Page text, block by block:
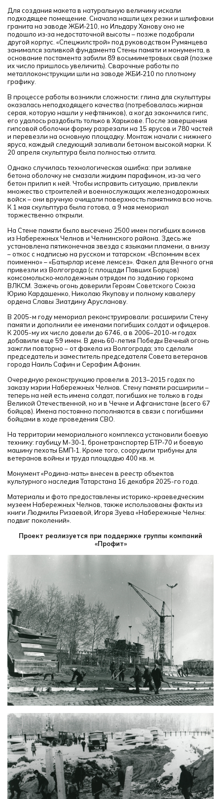
Для создания макета в натуральную величину искали
подходящее помещение. Сначала нашли цех резки и шлифовки
гранита на заводе ЖБИ‑210, но Ильдару Ханову оно не
подошло из‑за недостаточной высоты – позже подобрали
другой корпус. «Спецжилстрой» под руководством Румянцева
занимался заливкой фундамента Стены памяти и монумента, в
основание постамента забили 89 восьмиметровых свай (позже
их число пришлось увеличить). Сварочные работы по
металлоконструкции шли на заводе ЖБИ‑210 по плотному
графику.
В процессе работы возникли сложности: глина для скульптуры
оказалась неподходящего качества (потребовалась жирная
серая, которую нашли у нефтяников), а когда закончился гипс,
его удалось раздобыть только в Харькове. После завершения
гипсовой оболочки форму разрезали на 15 ярусов и 780 частей
и перевезли на основную площадку. Монтаж начали с нижнего
яруса, каждый следующий заливали бетоном высокой марки. К
20 апреля скульптура была полностью отлита.
Однако случилась технологическая ошибка: при заливке
бетона оболочку не смазали жидким парафином, из‑за чего
бетон прилип к ней. Чтобы исправить ситуацию, привлекли
множество строителей и военнослужащих железнодорожных
войск – они вручную очищали поверхность памятника всю ночь.
К 1 мая скульптура была готова, а 9 мая мемориал
торжественно открыли.
На Стене памяти было высечено 2500 имен погибших воинов
из Набережных Челнов и Челнинского района. Здесь же
установлена пятиконечная звезда с языками пламени, а внизу
– откос с надписью на русском и татарском: «Вспомним всех
поименно» – «Батырлар исеме үлемсез». Факел для Вечного огня
привезли из Волгограда (с площади Павших Борцов)
комсомольско‑молодежным отрядом по заданию горкома
ВЛКСМ. Зажечь огонь доверили Героям Советского Союза
Юрию Кардашенко, Николаю Якупову и полному кавалеру
ордена Славы Зиатдину Арусланову.
В 2005-м году мемориал реконструировали: расширили Стену
памяти и дополнили ее именами погибших солдат и офицеров.
К 2005-му их число довели до 6746, а в 2006–2010-м годах
добавили еще 59 имен. В день 60-летия Победы Вечный огонь
зажгли повторно – от факела из Волгограда; это сделали
председатель и заместитель председателя Совета ветеранов
города Наиль Сафин и Серафим Афонин.
Очередную реконструкцию провели в 2013–2015 годах по
заказу мэрии Набережных Челнов. Стену памяти расширили –
теперь на ней есть имена солдат, погибших не только в годы
Великой Отечественной, но и в Чечне и Афганистане (всего 67
бойцов). Имена постоянно пополняются в связи с погибшими
бойцами в ходе проведения СВО.
На территории мемориального комплекса установили боевую
технику: гаубицу М-30‑1, бронетранспортер БТР‑70 и боевую
машину пехоты БМП‑1. Кроме того, соорудили трибуны для
ветеранов войны и труда площадью 400 кв. м.
Монумент «Родина-мать» внесен в реестр объектов
культурного наследия Татарстана 16 декабря 2025-го года.
Материалы и фото предоставлены историко-краеведческим
музеем Набережных Челнов, также использованы факты из
книги Людмилы Ризаевой, Игоря Зуева «Набережные Челны:
подвиг поколений».
Проект реализуется при поддержке группы компаний
«Профит»